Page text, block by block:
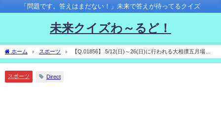
「問題です。答えはまだない！」未来で答えが待ってるクイズ
未来クイズわ～るど！
ホーム スポーツ
【Q.01856】 5/12(日)～26(日)に行われる大相撲五月場
所。優勝するのは？
スポーツ Direct